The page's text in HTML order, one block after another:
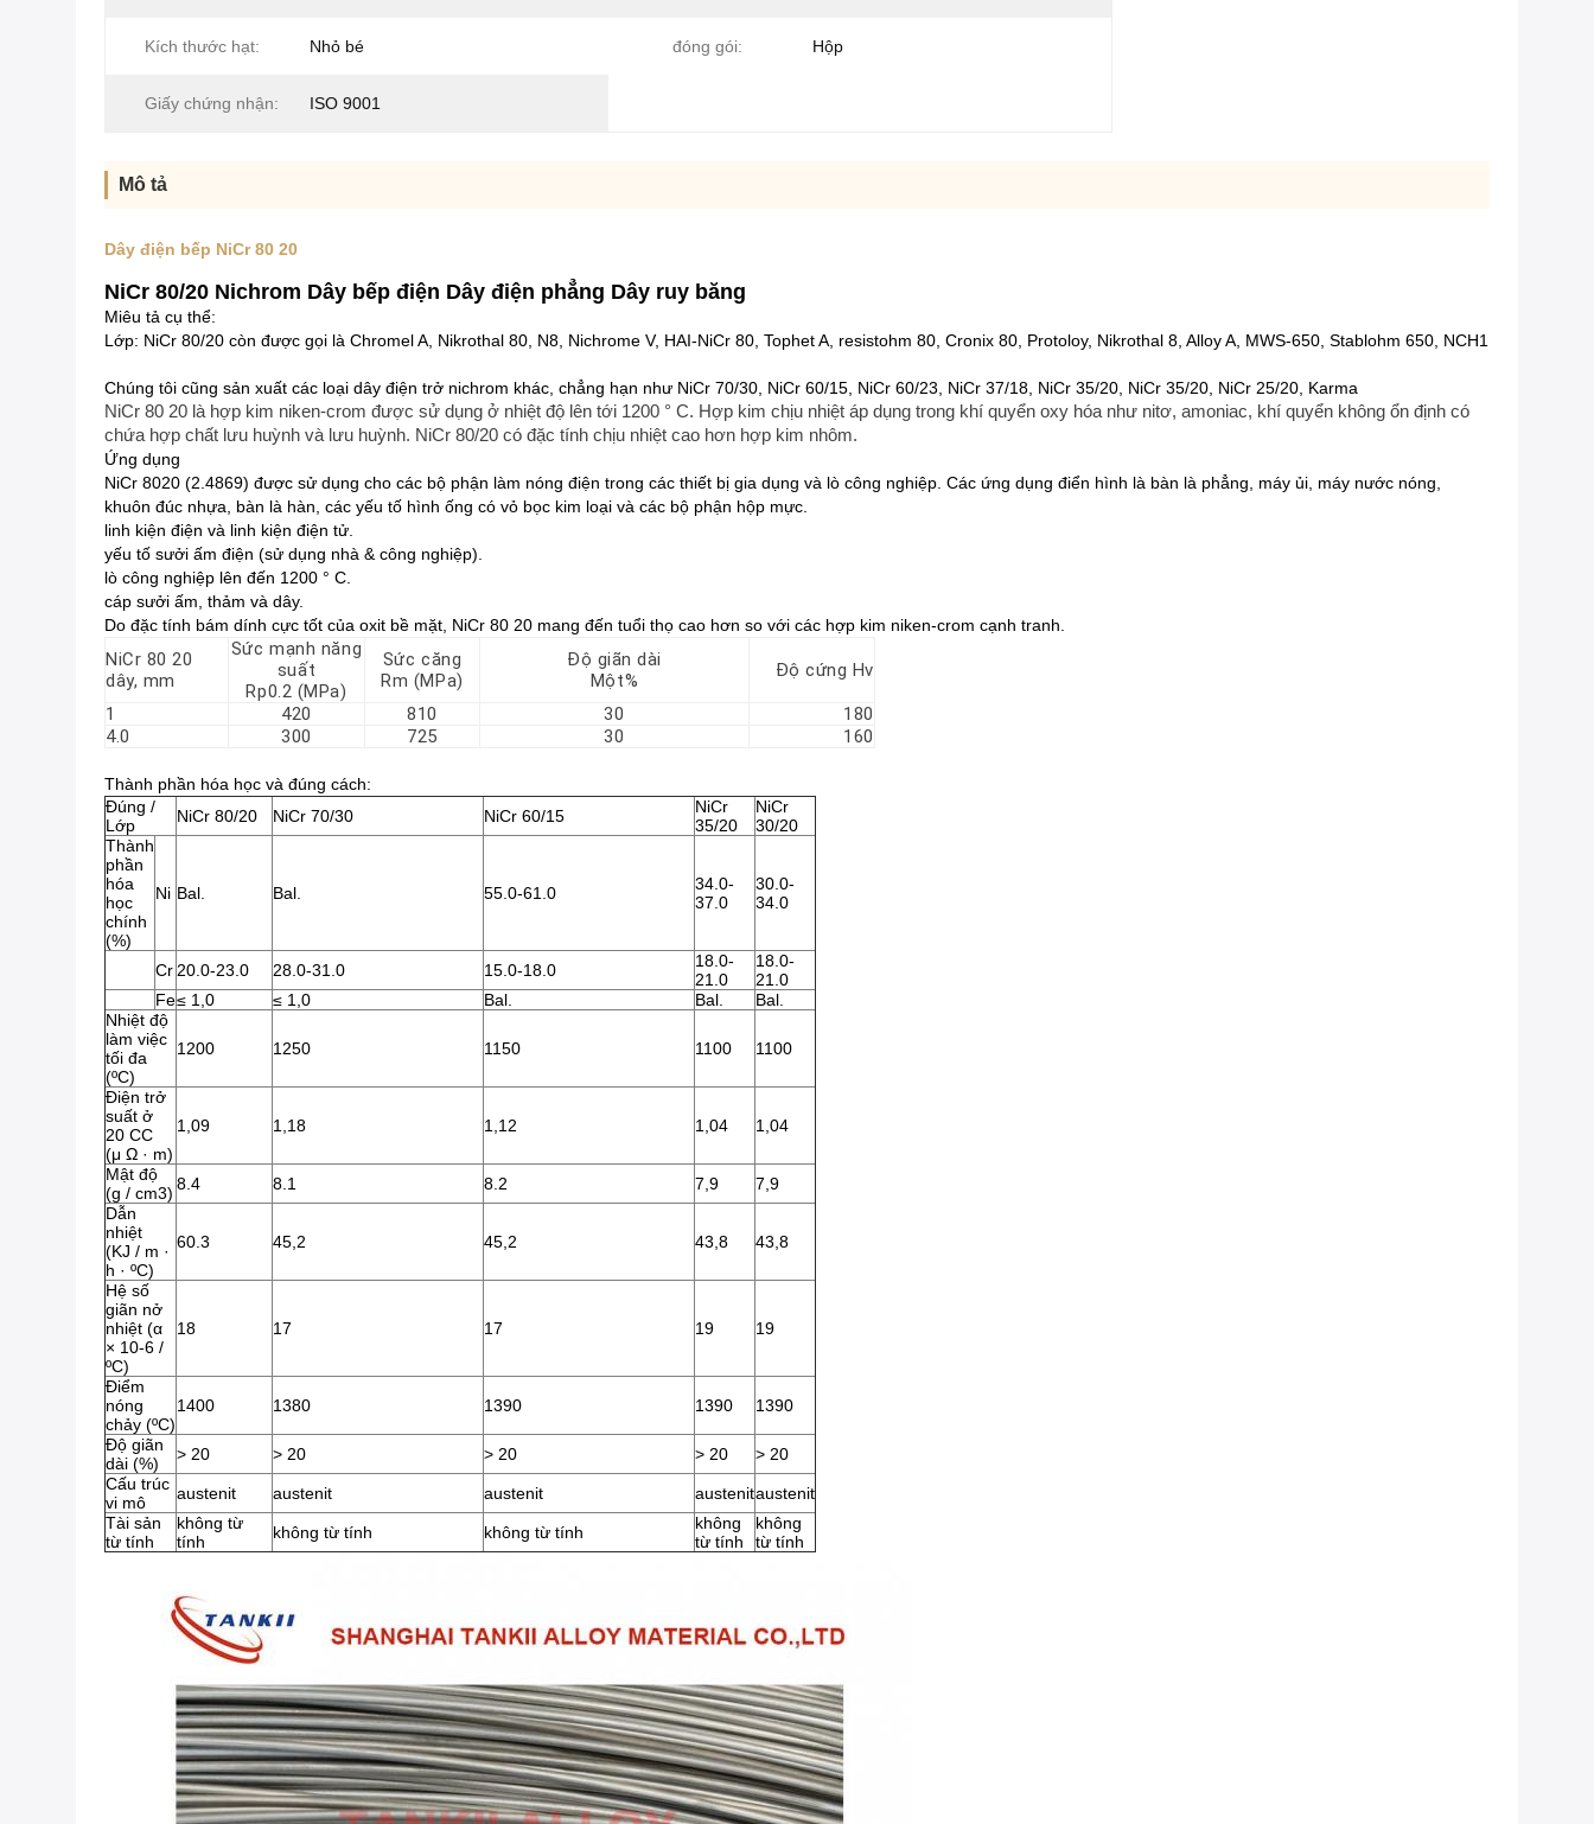
Kích thước hạt: Nhỏ bé đóng gói: Hộp
Giấy chứng nhận: ISO 9001
Mô tả
Dây điện bếp NiCr 80 20
NiCr 80/20 Nichrom Dây bếp điện Dây điện phẳng Dây ruy băng
Miêu tả cụ thể:
Lớp: NiCr 80/20 còn được gọi là Chromel A, Nikrothal 80, N8, Nichrome V, HAI-NiCr 80, Tophet A, resistohm 80, Cronix 80, Protoloy, Nikrothal 8, Alloy A, MWS-650, Stablohm 650, NCH1
Chúng tôi cũng sản xuất các loại dây điện trở nichrom khác, chẳng hạn như NiCr 70/30, NiCr 60/15, NiCr 60/23, NiCr 37/18, NiCr 35/20, NiCr 35/20, NiCr 25/20, Karma
NiCr 80 20 là hợp kim niken-crom được sử dụng ở nhiệt độ lên tới 1200 ° C. Hợp kim chịu nhiệt áp dụng trong khí quyển oxy hóa như nitơ, amoniac, khí quyển không ổn định có
chứa hợp chất lưu huỳnh và lưu huỳnh. NiCr 80/20 có đặc tính chịu nhiệt cao hơn hợp kim nhôm.
Ứng dụng
NiCr 8020 (2.4869) được sử dụng cho các bộ phận làm nóng điện trong các thiết bị gia dụng và lò công nghiệp. Các ứng dụng điển hình là bàn là phẳng, máy ủi, máy nước nóng,
khuôn đúc nhựa, bàn là hàn, các yếu tố hình ống có vỏ bọc kim loại và các bộ phận hộp mực.
linh kiện điện và linh kiện điện tử.
yếu tố sưởi ấm điện (sử dụng nhà & công nghiệp).
lò công nghiệp lên đến 1200 ° C.
cáp sưởi ấm, thảm và dây.
Do đặc tính bám dính cực tốt của oxit bề mặt, NiCr 80 20 mang đến tuổi thọ cao hơn so với các hợp kim niken-crom cạnh tranh.
NiCr 80 20
dây, mm
Sức mạnh năng
suất
Rp0.2 (MPa)
Sức căng
Rm (MPa)
Độ giãn dài
Một%
Độ cứng Hv
1 420 810 30
180
4.0
300 725 30 160
Thành phần hóa học và đúng cách:
Đúng /
Lớp
NiCr 80/20 NiCr 70/30 NiCr 60/15
NiCr
35/20
NiCr
30/20
Thành
phần
hóa
học
chính
(%)
Ni Bal. Bal. 55.0-61.0
34.0-
37.0
30.0-
34.0
Cr 20.0-23.0 28.0-31.0 15.0-18.0
18.0-
21.0
18.0-
21.0
Fe≤ 1,0 ≤ 1,0 Bal. Bal.
Bal.
Nhiệt độ
làm việc
tối đa
(ºC)
1200 1250 1150 1100 1100
Điện trở
suất ở
20 CC
(μ Ω · m)
1,09 1,18 1,12 1,04 1,04
Mật độ
(g / cm3) 8.4 8.1 8.2 7,9
7,9
Dẫn
nhiệt
(KJ / m ·
h · ºC)
60.3 45,2 45,2 43,8 43,8
Hệ số
giãn nở
nhiệt (α
× 10-6 /
ºC)
18 17 17 19 19
Điểm
nóng
chảy (ºC)
1400 1380 1390 1390 1390
Độ giãn
dài (%)
> 20 > 20 > 20 > 20
> 20
Cấu trúc
vi mô
austenit austenit austenit austenitaustenit
Tài sản
từ tính
không từ
tính
không từ tính không từ tính
không
từ tính
không
từ tính